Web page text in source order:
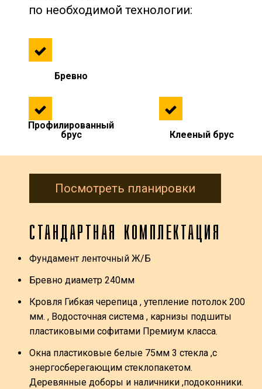
по необходимой технологии:
Бревно
Профилированный
брус
Клееный брус
Посмотреть планировки
СТАНДАРТНАЯ КОМПЛЕКТАЦИЯ
Фундамент ленточный Ж/Б
Бревно диаметр 240мм
Кровля Гибкая черепица , утепление потолок 200
мм. , Водосточная система , карнизы подшиты
пластиковыми софитами Премиум класса.
Окна пластиковые белые 75мм 3 стекла ,с
энергосберегающим стеклопакетом.
Деревянные доборы и наличники ,подоконники.